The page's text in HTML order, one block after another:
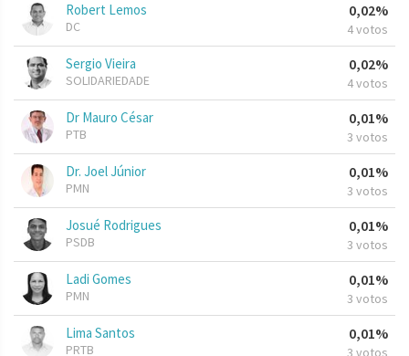
Robert Lemos
DC
0,02%
4 votos
Sergio Vieira
SOLIDARIEDADE
0,02%
4 votos
Dr Mauro César
PTB
0,01%
3 votos
Dr. Joel Júnior
PMN
0,01%
3 votos
Josué Rodrigues
PSDB
0,01%
3 votos
Ladi Gomes
PMN
0,01%
3 votos
Lima Santos
PRTB
0,01%
3 votos